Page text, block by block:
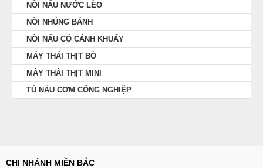
NỒI NẤU NƯỚC LÈO
NỒI NHÚNG BÁNH
NỒI NẤU CÓ CÁNH KHUẤY
MÁY THÁI THỊT BÒ
MÁY THÁI THỊT MINI
TỦ NẤU CƠM CÔNG NGHIỆP
CHI NHÁNH MIỀN BẮC